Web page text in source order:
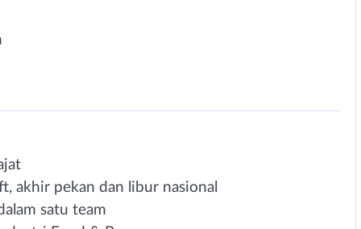
akhir pekan dan libur nasional
satu team